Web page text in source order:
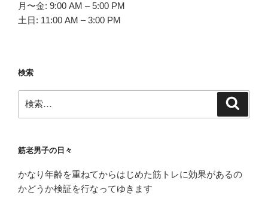
月〜金: 9:00 AM – 5:00 PM
土日: 11:00 AM – 3:00 PM
検索
索:
筋老男子の日々
かなり年齢を重ねてからはじめた筋トレに効果があるの
かどうか検証を行なってゆきます